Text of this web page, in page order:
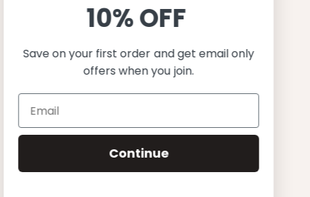
WHY CHOOSE US?
기능성과 품질, 그리고 디자인
UPF 50+ 최고 수준 UV 차단 성능
이탈리아산 최고급 원단과 소재 사용
환경을 생각하는 지속가능한 제품
유럽에서 생산된, 스칸디나비안 디자인
스타일리시함과 정교함
무한한 조합으로 믹스&매치
10% OFF
Save on your first order and get email only
offers when you join.
Continue